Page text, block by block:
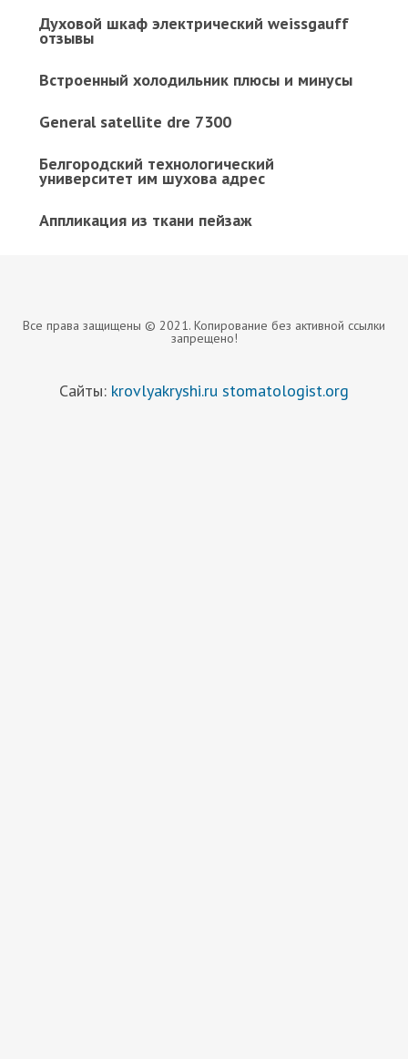
Духовой шкаф электрический weissgauff
отзывы
Встроенный холодильник плюсы и минусы
General satellite dre 7300
Белгородский технологический
университет им шухова адрес
Аппликация из ткани пейзаж
Все права защищены © 2021. Копирование без активной ссылки
запрещено!
Сайты: krovlyakryshi.ru stomatologist.org